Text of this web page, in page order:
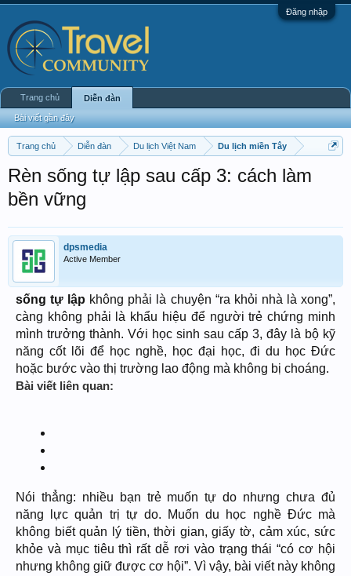
Đăng nhập
Trang chủ Diễn đàn Du lịch Việt Nam Du lịch miền Tây
Rèn sống tự lập sau cấp 3: cách làm
bền vững
dpsmedia
Active Member
sống tự lập không phải là chuyện “ra khỏi nhà là xong”,
càng không phải là khẩu hiệu để người trẻ chứng minh
mình trưởng thành. Với học sinh sau cấp 3, đây là bộ kỹ
năng cốt lõi để học nghề, học đại học, đi du học Đức
hoặc bước vào thị trường lao động mà không bị choáng.
Bài viết liên quan:
Nói thẳng: nhiều bạn trẻ muốn tự do nhưng chưa đủ
năng lực quản trị tự do. Muốn du học nghề Đức mà
không biết quản lý tiền, thời gian, giấy tờ, cảm xúc, sức
khỏe và mục tiêu thì rất dễ rơi vào trạng thái “có cơ hội
nhưng không giữ được cơ hội”. Vì vậy, bài viết này không
Trang chủ Diễn đàn
Bài viết gần đây